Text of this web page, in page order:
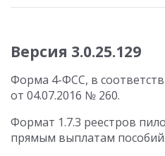
Версия 3.0.25.129
Форма 4-ФСС, в
от 04.07.2016 № 260.
Формат 1.7.3 реестров
прямым выплатам пособий.